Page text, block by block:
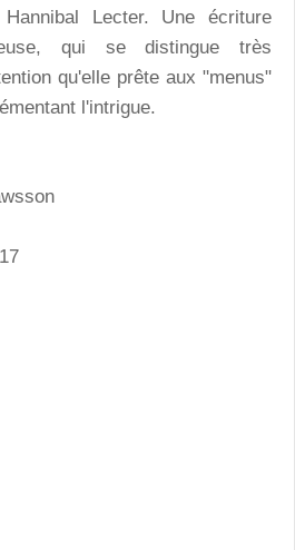
Lecter. Une écriture
qui se distingue très
qu'elle prête aux "menus"
l'intrigue.